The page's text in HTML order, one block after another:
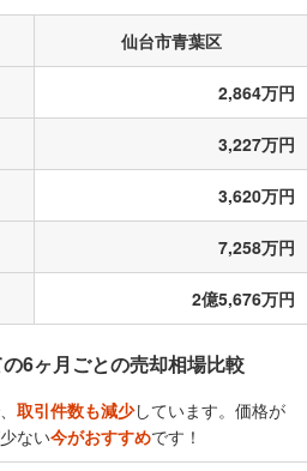
仙台市青葉区
2,864万円
3,227万円
3,620万円
7,258万円
2億5,676万円
6ヶ月ごとの売却相場比較
取引件数も減少しています。価格が
ない今がおすすめです！